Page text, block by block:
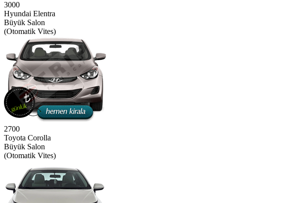
3000
Hyundai Elentra
Büyük Salon
(Otomatik Vites)
2700
Toyota Corolla
Büyük Salon
(Otomatik Vites)